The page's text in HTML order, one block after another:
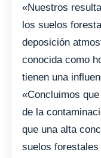
«Nuestros
los suelos
deposición
conocida como
tienen una
«Concluimos
de la
que una alta
suelos